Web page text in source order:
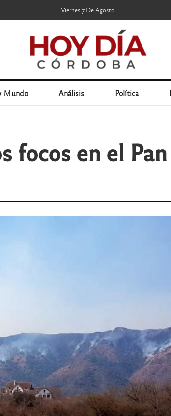
Viernes 7 De Agosto
Mundo Análisis Política
focos en el